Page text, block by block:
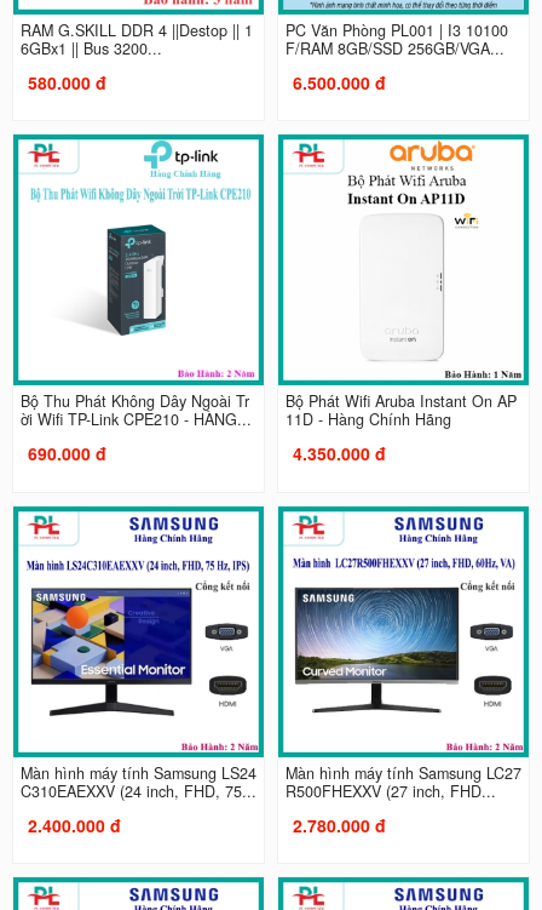
RAM G.SKILL DDR 4 ||Destop || 1
6GBx1 || Bus 3200...
580.000 đ
PC Văn Phòng PL001 | I3 10100
F/RAM 8GB/SSD 256GB/VGA...
6.500.000 đ
Bộ Thu Phát Không Dây Ngoài Tr
ời Wifi TP-Link CPE210 - HÀNG...
690.000 đ
Bộ Phát Wifi Aruba Instant On AP
11D - Hàng Chính Hãng
4.350.000 đ
Màn hình máy tính Samsung LS24
C310EAEXXV (24 inch, FHD, 75...
2.400.000 đ
Màn hình máy tính Samsung LC27
R500FHEXXV (27 inch, FHD...
2.780.000 đ